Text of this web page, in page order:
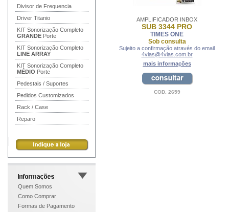
Divisor de Frequencia
Driver Titanio
KIT Sonorização Completo
GRANDE Porte
KIT Sonorização Completo
LINE ARRAY
KIT Sonorização Completo
MÉDIO Porte
Pedestais / Suportes
Pedidos Customizados
Rack / Case
Reparo
Quem Somos
Como Comprar
Formas de Pagamento
AMPLIFICADOR INBOX
SUB 3344 PRO
TIMES ONE
Sob consulta
Sujeito a confirmação através do email
4vias@4vias.com.br
mais informações
COD. 2659